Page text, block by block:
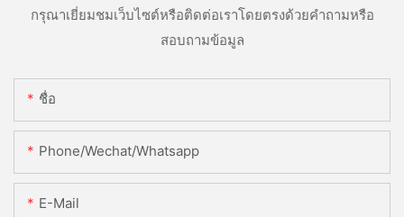
กรุณาเยี่ยมชมเว็บไซต์หรือติดต่อเราโดยตรงด้วยคำถามหรือ
สอบถามข้อมูล
ชื่อ
Phone/Wechat/Whatsapp
E-Mail